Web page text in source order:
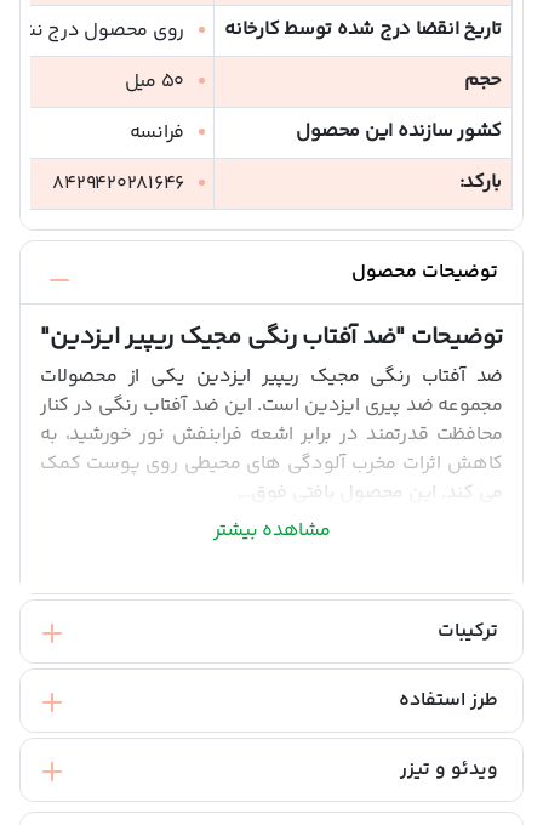
تاریخ انقضا درج شده توسط کارخانه
روی محصول درج
حجم
50 میل
کشور سازنده این محصول
فرانسه
بارکد:
8429420281646
توضیحات محصول
توضیحات"ضد آفتاب رنگی مجیک ریپیر ایزدین"
ضد آفتاب رنگی مجیک ریپیر ایزدین یکی از محصولات
مجموعه ضد پیری ایزدین است. این ضد آفتاب رنگی در کنار
محافظت قدرتمند در برابر اشعه فرابنفش نور خورشید، به
کاهش اثرات مخرب آلودگی های محیطی روی پوست کمک
می کند. این محصول بافتی فوق...
مشاهده بیشتر
ترکیبات
طرز استفاده
ویدئو و تیزر